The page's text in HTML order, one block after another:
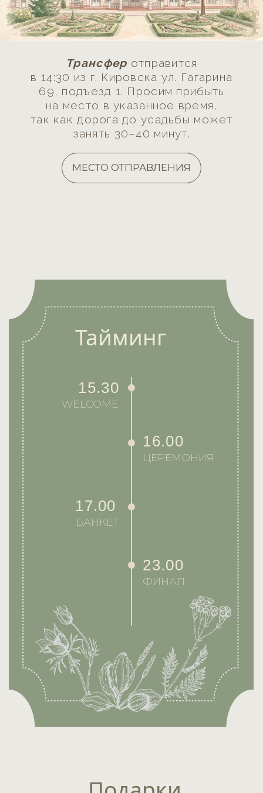
Подарки
23.00
ФИНАЛ
17.00
БАНКЕТ
ЦЕРЕМОНИЯ
WELCOME
15.30
нам незабываемое счастье в этот
помогут осуществить мечты.
А чтобы избежать увядающих
букетов цветов, мы с радостью
Дресс-код
Будем признательны, если вы
Анкета
Ответьте, пожалуйста, на
несколько вопросов, которые мы